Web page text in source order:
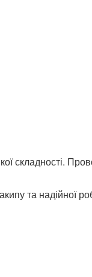
складності.
та надійної